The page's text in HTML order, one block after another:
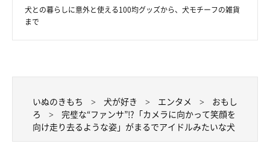
犬との暮らしに意外と使える100均グッズから、犬モチーフの雑貨
まで
いぬのきもち 犬が好き エンタメ
おもし
ろ
完璧な“ファンサ”!?「カメラに向かって笑顔を
向け走り去るような姿」がまるでアイドルみたいな犬